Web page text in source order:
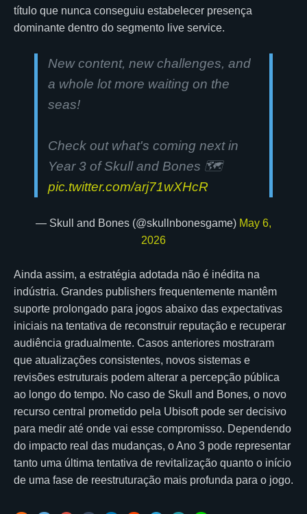
título que nunca conseguiu estabelecer presença
dominante dentro do segmento live service.
New content, new challenges, and
a whole lot more waiting on the
seas!
Check out what's coming next in
Year 3 of Skull and Bones 🗺️
pic.twitter.com/arj71wXHcR
— Skull and Bones (@skullnbonesgame) May 6,
2026
Ainda assim, a estratégia adotada não é inédita na
indústria. Grandes publishers frequentemente mantêm
suporte prolongado para jogos abaixo das expectativas
iniciais na tentativa de reconstruir reputação e recuperar
audiência gradualmente. Casos anteriores mostraram
que atualizações consistentes, novos sistemas e
revisões estruturais podem alterar a percepção pública
ao longo do tempo. No caso de Skull and Bones, o novo
recurso central prometido pela Ubisoft pode ser decisivo
para medir até onde vai esse compromisso. Dependendo
do impacto real das mudanças, o Ano 3 pode representar
tanto uma última tentativa de revitalização quanto o início
de uma fase de reestruturação mais profunda para o jogo.